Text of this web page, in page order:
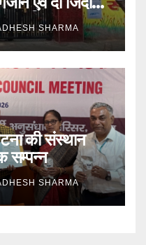
दिया
SHARMA
की संस्थान
सम्पन्न
SHARMA